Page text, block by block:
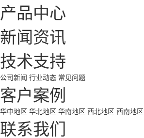
产品中心
新闻资讯
技术支持
公司新闻 行业动态 常见问题
客户案例
华中地区 华北地区 华南地区 西北地区 西南地区
联系我们